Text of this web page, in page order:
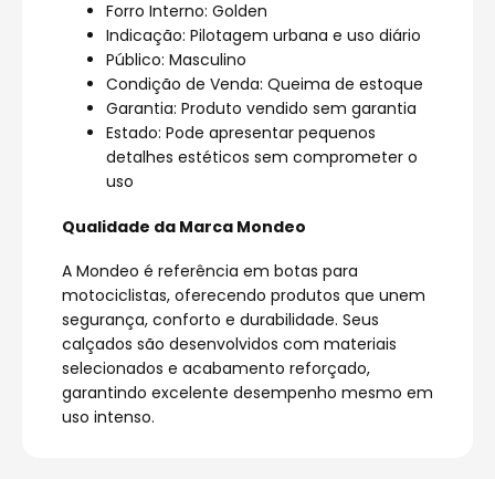
Forro Interno: Golden
Indicação: Pilotagem urbana e uso diário
Público: Masculino
Condição de Venda: Queima de estoque
Garantia: Produto vendido sem garantia
Estado: Pode apresentar pequenos
detalhes estéticos sem comprometer o
uso
Qualidade da Marca Mondeo
A Mondeo é referência em botas para
motociclistas, oferecendo produtos que unem
segurança, conforto e durabilidade. Seus
calçados são desenvolvidos com materiais
selecionados e acabamento reforçado,
garantindo excelente desempenho mesmo em
uso intenso.